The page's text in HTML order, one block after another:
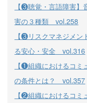
【❸聴覚・言語障害】
害の３種類 vol.258
【❸リスクマネジメン
る安心・安全 vol.316
【❶組織におけるコミ
の条件とは？ vol.357
【❷組織におけるコミ